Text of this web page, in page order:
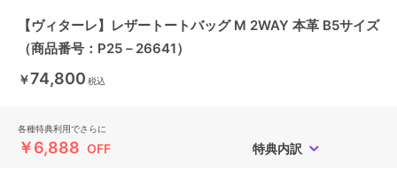
【ヴィターレ】レザートートバッグ M 2WAY 本革 B5サイズ
（商品番号：P25－26641）
￥74,800 税込
各種特典利用でさらに
￥6,888 OFF 特典内訳